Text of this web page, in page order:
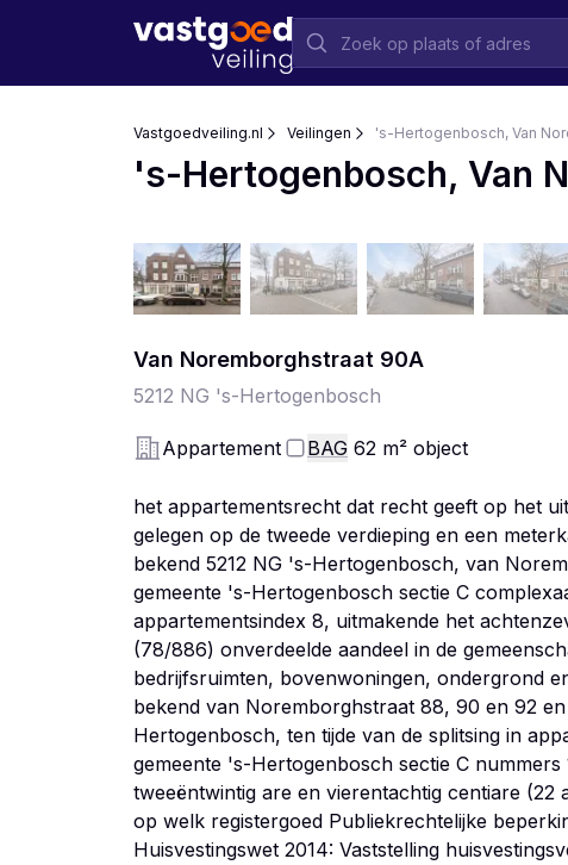
Vastgoedveiling.nl Veilingen 's-Hertogenbosch, Van
's-Hertogenbosch, Van
Van Noremborghstraat 90A
5212 NG 's-Hertogenbosch
Appartement BAG 62 m² object
het appartementsrecht dat recht geeft op het
gelegen op de tweede verdieping en een
bekend 5212 NG 's-Hertogenbosch, van
gemeente 's-Hertogenbosch sectie C
appartementsindex 8, uitmakende het
(78/886) onverdeelde aandeel in de
bedrijfsruimten, bovenwoningen, ondergrond
bekend van Noremborghstraat 88, 90 en 92
Hertogenbosch, ten tijde van de splitsing in
gemeente 's-Hertogenbosch sectie C
tweeëntwintig are en vierentachtig centiare (22
op welk registergoed Publiekrechtelijke
Huisvestingswet 2014: Vaststelling